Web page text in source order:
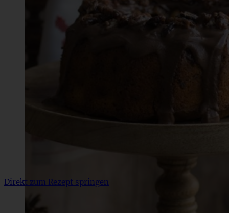
Direkt zum Rezept springen